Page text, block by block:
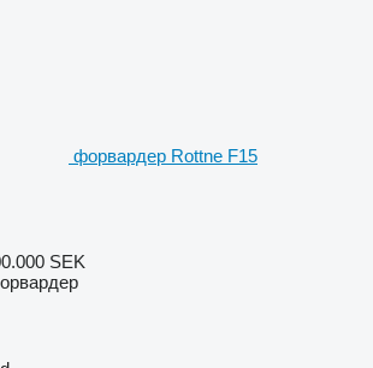
форвардер Rottne F15
SEK